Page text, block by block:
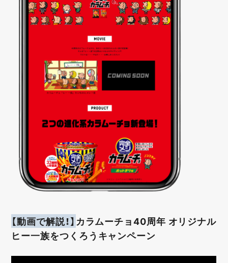
【動画で解説！】 カラムーチョ40周年 オリジナル
ヒー一族をつくろうキャンペーン